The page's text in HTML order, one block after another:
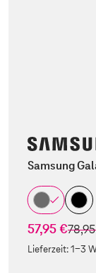
Samsung
57,95 €statt
Lieferzeit:1-3